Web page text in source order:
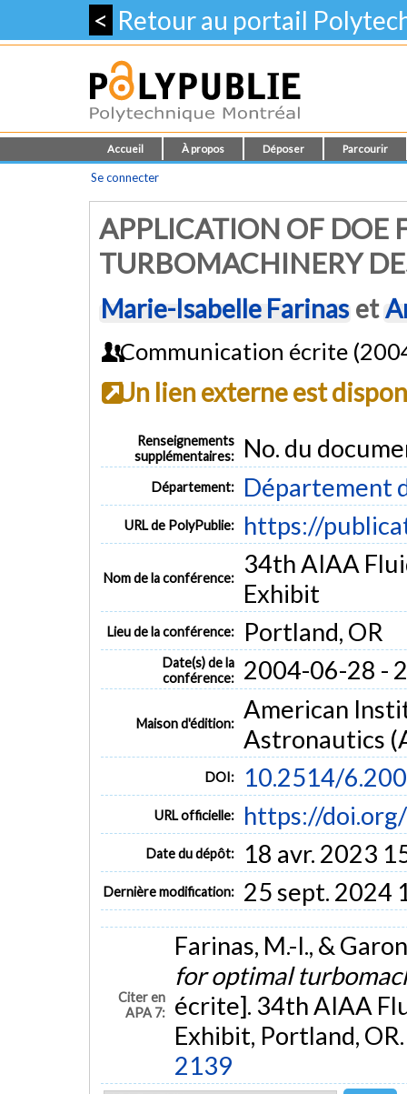
< Retour au portail
Accueil À propos Déposer Parcourir
Se connecter
APPLICATION OF DOE
TURBOMACHINERY
Marie-Isabelle Farinas et
Communication écrite
Un lien externe est
Renseignements
supplémentaires:
No. du
Département: Département
URL de PolyPublie: https://
Nom de la conférence:
34th AIAA
Exhibit
Lieu de la conférence: Portland, OR
Date(s) de la
conférence:
2004-06-28 -
Maison d'édition: American
Astronautics
DOI: 10.2514/
URL officielle: https://
Date du dépôt: 18 avr. 2023
Dernière modification: 25 sept. 2024
Citer en
APA 7:
Farinas, M.-I., &
for optimal
écrite]. 34th AIAA
Exhibit, Portland,
2139